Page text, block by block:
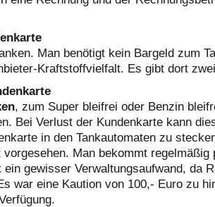
Man benötigt kein Bargeld zum
Kraftstoffvielfalt. Es gibt dort
, zum Super bleifrei oder Benzin
Bei Verlust der Kundenkarte kann
in den Tankautomaten zu
Man bekommt regelmäßig
gewisser Verwaltungsaufwand, da
war eine Kaution von 100,- Euro zu